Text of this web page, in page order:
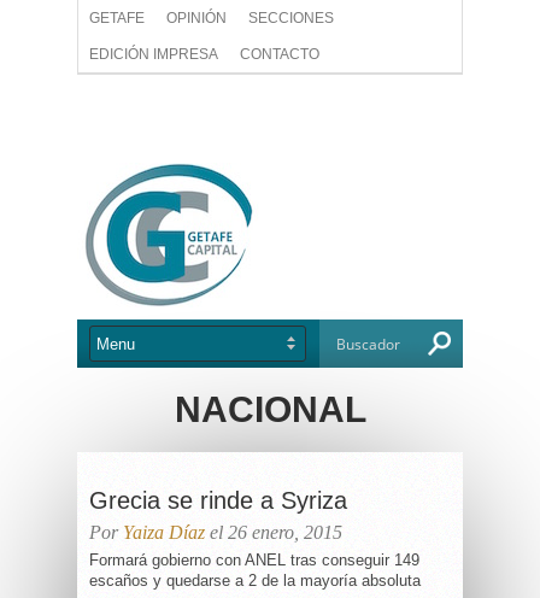
GETAFE OPINIÓN SECCIONES
EDICIÓN IMPRESA CONTACTO
NACIONAL
Grecia se rinde a Syriza
Por Yaiza Díaz el 26 enero, 2015
Formará gobierno con ANEL tras conseguir 149
escaños y quedarse a 2 de la mayoría absoluta